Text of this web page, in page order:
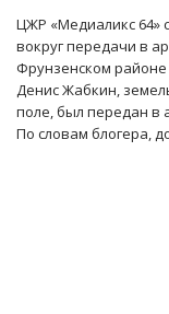
ЦЖР «Медиаликс 64»
вокруг передачи в
Фрунзенском
Денис Жабкин,
поле, был передан в
По словам блогера,